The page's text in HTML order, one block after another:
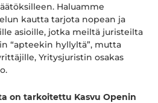
Haluamme
kautta tarjota nopean ja
asioille, jotka meiltä juristeilta
“apteekin hyllyltä”, mutta
Yritysjuristin osakas
on tarkoitettu Kasvu Openin